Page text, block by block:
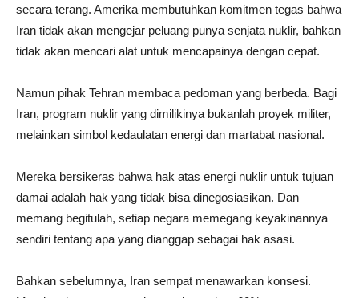
secara terang. Amerika membutuhkan komitmen tegas bahwa
Iran tidak akan mengejar peluang punya senjata nuklir, bahkan
tidak akan mencari alat untuk mencapainya dengan cepat.
Namun pihak Tehran membaca pedoman yang berbeda. Bagi
Iran, program nuklir yang dimilikinya bukanlah proyek militer,
melainkan simbol kedaulatan energi dan martabat nasional.
Mereka bersikeras bahwa hak atas energi nuklir untuk tujuan
damai adalah hak yang tidak bisa dinegosiasikan. Dan
memang begitulah, setiap negara memegang keyakinannya
sendiri tentang apa yang dianggap sebagai hak asasi.
Bahkan sebelumnya, Iran sempat menawarkan konsesi.